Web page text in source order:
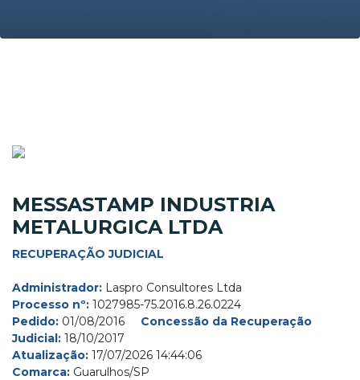
MESSASTAMP INDUSTRIA
METALURGICA LTDA
RECUPERAÇÃO JUDICIAL
Administrador: Laspro Consultores Ltda
Processo nº: 1027985-75.2016.8.26.0224
Pedido: 01/08/2016 Concessão da Recuperação
Judicial: 18/10/2017
Atualização: 17/07/2026 14:44:06
Comarca: Guarulhos/SP